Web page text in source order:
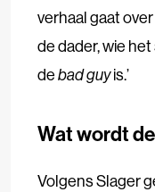
verhaal gaat
de dader, wie
debad guyis.’
Wat wordt
Volgens Slager